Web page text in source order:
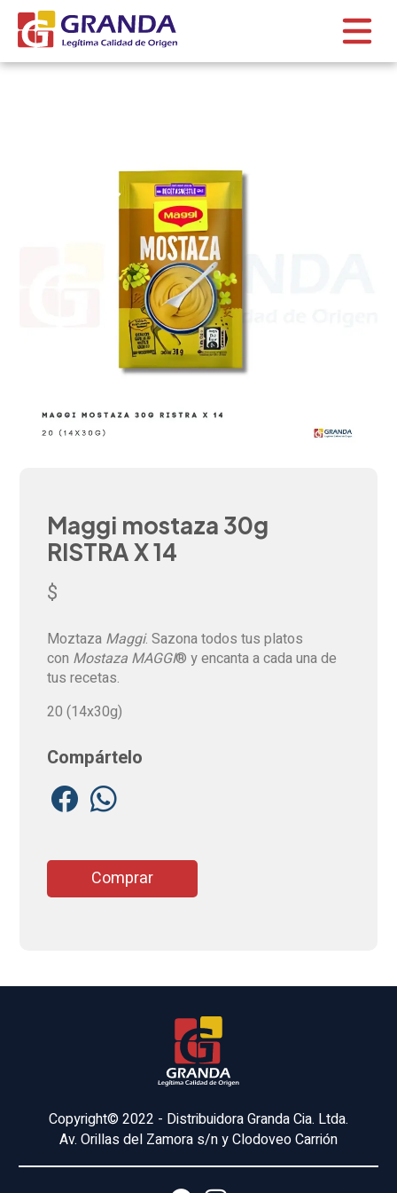
Maggi mostaza 30g
RISTRA X 14
$
Moztaza Maggi. Sazona todos tus platos
con Mostaza MAGGI® y encanta a cada una de
tus recetas.
20 (14x30g)
Compártelo
Comprar
Copyright© 2022 - Distribuidora Granda Cia. Ltda.
Av. Orillas del Zamora s/n y Clodoveo Carrión